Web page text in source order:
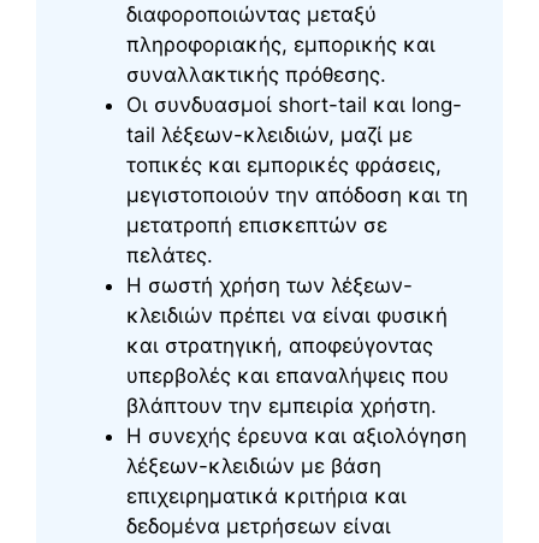
διαφοροποιώντας μεταξύ
πληροφοριακής, εμπορικής και
συναλλακτικής πρόθεσης.
Οι συνδυασμοί short-tail και long-
tail λέξεων-κλειδιών, μαζί με
τοπικές και εμπορικές φράσεις,
μεγιστοποιούν την απόδοση και τη
μετατροπή επισκεπτών σε
πελάτες.
Η σωστή χρήση των λέξεων-
κλειδιών πρέπει να είναι φυσική
και στρατηγική, αποφεύγοντας
υπερβολές και επαναλήψεις που
βλάπτουν την εμπειρία χρήστη.
Η συνεχής έρευνα και αξιολόγηση
λέξεων-κλειδιών με βάση
επιχειρηματικά κριτήρια και
δεδομένα μετρήσεων είναι